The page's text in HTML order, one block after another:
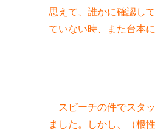
思えて、誰かに確認し
ていない時、また台本
スピーチの件でスタ
ました。しかし、（根